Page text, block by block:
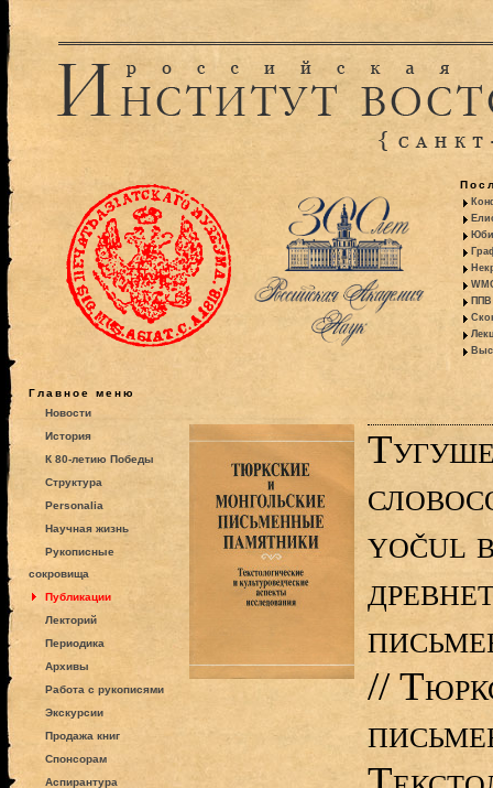
ППВ
Главное меню
Новости
История
К 80-летию Победы
Структура
Personalia
Научная жизнь
Рукописные
сокровища
Публикации
Лекторий
Периодика
Архивы
Работа с рукописями
Экскурсии
Продажа книг
Спонсорам
Аспирантура
yočul
//